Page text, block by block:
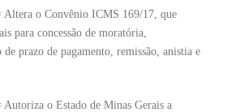
o Convênio ICMS 169/17, que
para concessão de moratória,
prazo de pagamento, remissão, anistia e
o Estado de Minas Gerais a